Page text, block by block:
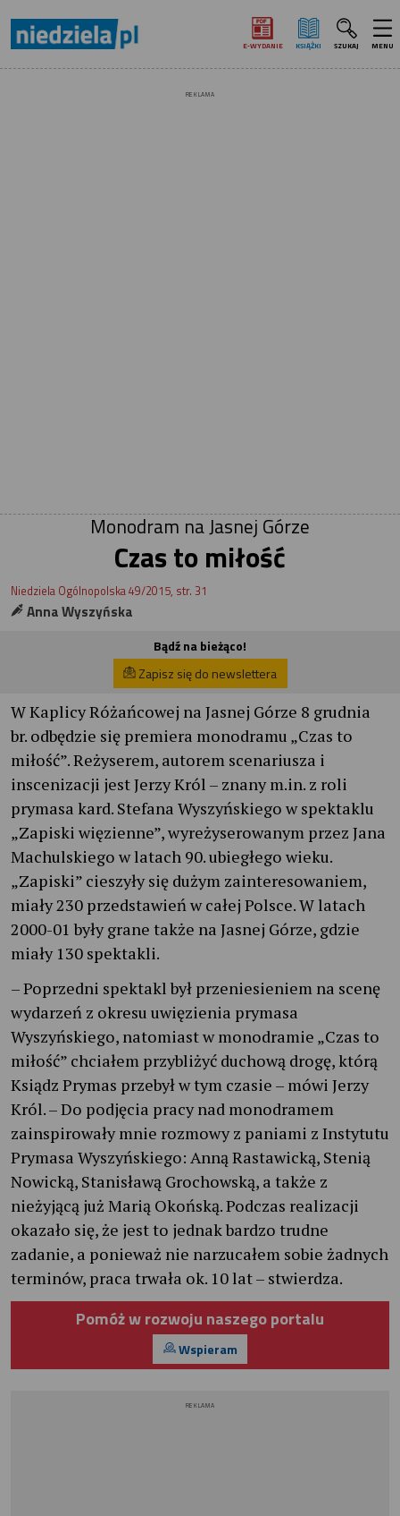
E‑WYDANIE KSIĄŻKI SZUKAJ MENU
REKLAMA
Monodram na Jasnej Górze
Czas to miłość
Niedziela Ogólnopolska 49/2015, str. 31
Anna Wyszyńska
Bądź na bieżąco!
Zapisz się do newslettera
W Kaplicy Różańcowej na Jasnej Górze 8 grudnia
br. odbędzie się premiera monodramu „Czas to
miłość”. Reżyserem, autorem scenariusza i
inscenizacji jest Jerzy Król – znany m.in. z roli
prymasa kard. Stefana Wyszyńskiego w spektaklu
„Zapiski więzienne”, wyreżyserowanym przez Jana
Machulskiego w latach 90. ubiegłego wieku.
„Zapiski” cieszyły się dużym zainteresowaniem,
miały 230 przedstawień w całej Polsce. W latach
2000-01 były grane także na Jasnej Górze, gdzie
miały 130 spektakli.
– Poprzedni spektakl był przeniesieniem na scenę
wydarzeń z okresu uwięzienia prymasa
Wyszyńskiego, natomiast w monodramie „Czas to
miłość” chciałem przybliżyć duchową drogę, którą
Ksiądz Prymas przebył w tym czasie – mówi Jerzy
Król. – Do podjęcia pracy nad monodramem
zainspirowały mnie rozmowy z paniami z Instytutu
Prymasa Wyszyńskiego: Anną Rastawicką, Stenią
Nowicką, Stanisławą Grochowską, a także z
nieżyjącą już Marią Okońską. Podczas realizacji
okazało się, że jest to jednak bardzo trudne
zadanie, a ponieważ nie narzucałem sobie żadnych
terminów, praca trwała ok. 10 lat – stwierdza.
Pomóż w rozwoju naszego portalu
Wspieram
REKLAMA